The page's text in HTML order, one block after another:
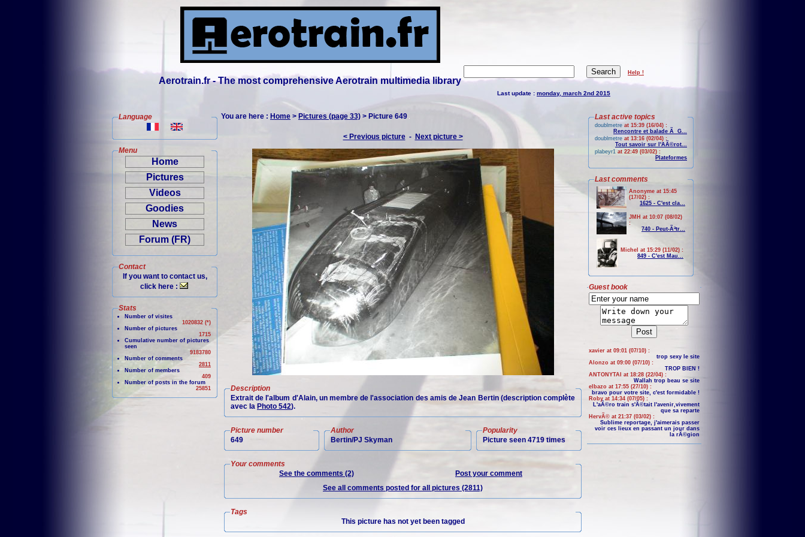
Aerotrain.fr - The most comprehensive Aerotrain multimedia library
Help !
Last update : monday, march 2nd 2015
Language
Menu
Home
Pictures
Videos
Goodies
News
Forum (FR)
Contact
If you want to contact us,
click here :
Stats
Number of visites
1020832 (*)
Number of pictures
1715
Cumulative number of pictures
seen
9183780
Number of comments
2811
Number of members
409
Number of posts in the forum
25851
You are here : Home > Pictures (page 33) > Picture 649
< Previous picture- Next picture >
Description
Extrait de l'album d'Alain, un membre de l'association des amis de Jean Bertin (description complète
avec la Photo 542).
Picture number
649
Author
Bertin/PJ Skyman
Popularity
Picture seen 4719 times
Your comments
See the comments (2)
Post your comment
See all comments posted for all pictures (2811)
Tags
This picture has not yet been tagged
Last active topics
doublmetre at 15:39 (16/04) :
Rencontre et balade Ã G...
doublmetre at 13:16 (02/04) :
Tout savoir sur l'AÃ©rot...
plabeyr1 at 22:49 (03/02) :
Plateformes
Last comments
Anonyme at 15:45
(17/02) :
1625 - C'est cla...
JMH at 10:07 (08/02)
:
740 - Peut-Ãªtr...
Michel at 15:29 (11/02) :
849 - C'est Mau...
Guest book
xavier at 09:01 (07/10) :
trop sexy le site
Alonzo at 09:00 (07/10) :
TROP BIEN !
ANTONYTAI at 18:28 (22/04) :
Wallah trop beau se site
elbazo at 17:55 (27/10) :
bravo pour votre site, c'est formidable !
Roby at 14:34 (07/05) :
L'aÃ©ro train s'Ã©tait l'avenir,vivement
que sa reparte
HervÃ© at 21:37 (03/02) :
Sublime reportage, j'aimerais passer
voir ces lieux en passant un jour dans
la rÃ©gion